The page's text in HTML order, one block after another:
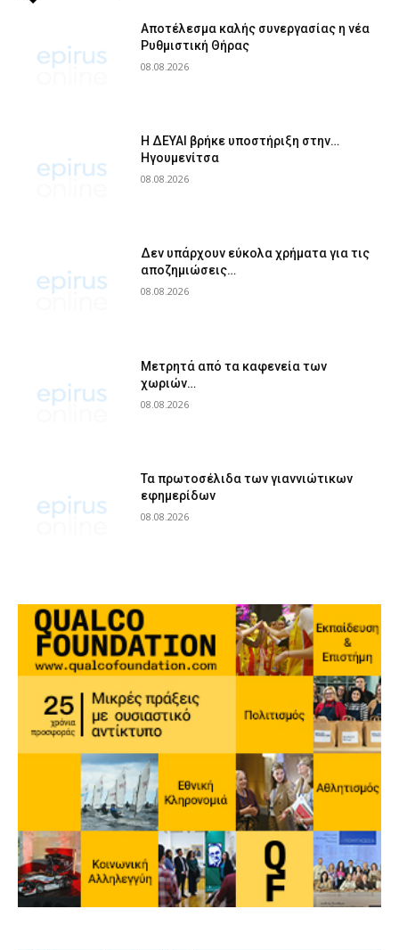
Αποτέλεσμα καλής συνεργασίας η νέα
Ρυθμιστική Θήρας
08.08.2026
Η ΔΕΥΑΙ βρήκε υποστήριξη στην…
Ηγουμενίτσα
08.08.2026
Δεν υπάρχουν εύκολα χρήματα για τις
αποζημιώσεις…
08.08.2026
Μετρητά από τα καφενεία των
χωριών…
08.08.2026
Τα πρωτοσέλιδα των γιαννιώτικων
εφημερίδων
08.08.2026